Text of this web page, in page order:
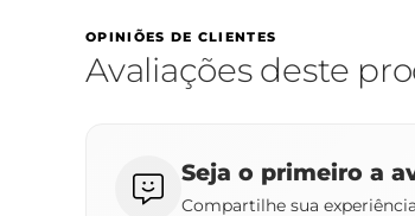
OPINIÕES DE CLIENTES
Avaliações deste
Seja o primeiro a
Compartilhe sua